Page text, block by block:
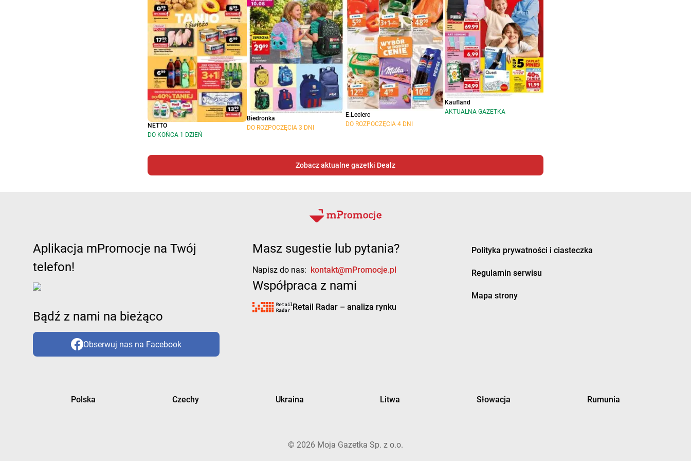
NETTO
DO KOŃCA 1 DZIEŃ
Biedronka
DO ROZPOCZĘCIA 3 DNI
E.Leclerc
DO ROZPOCZĘCIA 4 DNI
Kaufland
AKTUALNA GAZETKA
Zobacz aktualne gazetki Dealz
Aplikacja mPromocje na Twój
telefon!
Bądź z nami na bieżąco
Obserwuj nas na Facebook
Masz sugestie lub pytania?
Napisz do nas: kontakt@mPromocje.pl
Współpraca z nami
Retail Radar – analiza rynku
Polityka prywatności i ciasteczka
Regulamin serwisu
Mapa strony
Polska Czechy Ukraina Litwa Słowacja Rumunia
© 2026 Moja Gazetka Sp. z o.o.